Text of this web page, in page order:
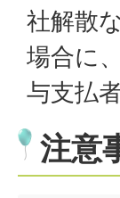
社解散
場合に
与支払
注意